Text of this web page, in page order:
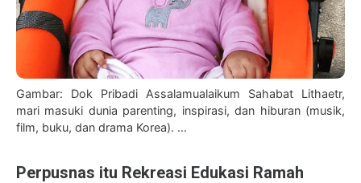
Gambar: Dok Pribadi Assalamualaikum Sahabat Lithaetr,
mari masuki dunia parenting, inspirasi, dan hiburan (musik,
film, buku, dan drama Korea). …
Perpusnas itu Rekreasi Edukasi Ramah